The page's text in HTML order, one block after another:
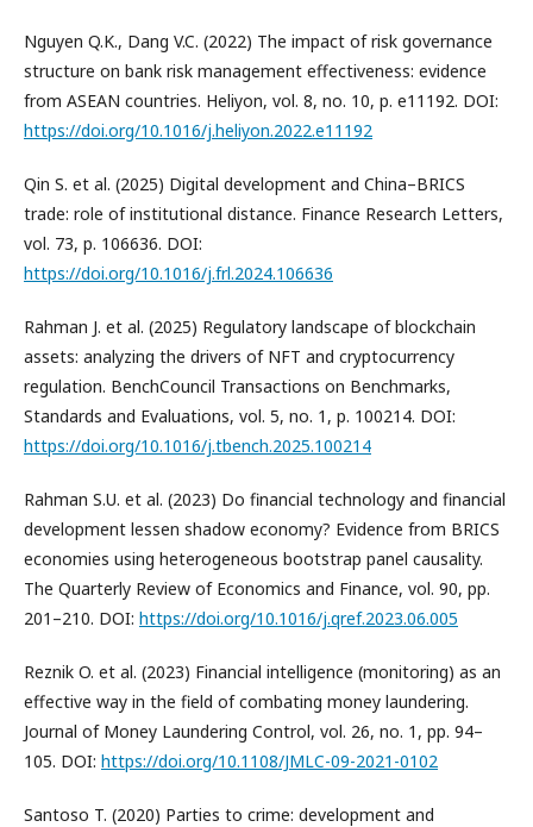
Nguyen Q.K., Dang V.C. (2022) The impact of risk governance
structure on bank risk management effectiveness: evidence
from ASEAN countries. Heliyon, vol. 8, no. 10, p. e11192. DOI:
https://doi.org/10.1016/j.heliyon.2022.e11192
Qin S. et al. (2025) Digital development and China–BRICS
trade: role of institutional distance. Finance Research Letters,
vol. 73, p. 106636. DOI:
https://doi.org/10.1016/j.frl.2024.106636
Rahman J. et al. (2025) Regulatory landscape of blockchain
assets: analyzing the drivers of NFT and cryptocurrency
regulation. BenchCouncil Transactions on Benchmarks,
Standards and Evaluations, vol. 5, no. 1, p. 100214. DOI:
https://doi.org/10.1016/j.tbench.2025.100214
Rahman S.U. et al. (2023) Do financial technology and financial
development lessen shadow economy? Evidence from BRICS
economies using heterogeneous bootstrap panel causality.
The Quarterly Review of Economics and Finance, vol. 90, pp.
201–210. DOI: https://doi.org/10.1016/j.qref.2023.06.005
Reznik O. et al. (2023) Financial intelligence (monitoring) as an
effective way in the field of combating money laundering.
Journal of Money Laundering Control, vol. 26, no. 1, pp. 94–
105. DOI: https://doi.org/10.1108/JMLC-09-2021-0102
Santoso T. (2020) Parties to crime: development and